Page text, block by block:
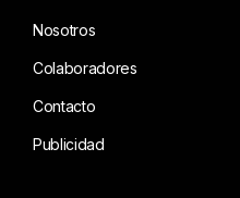
Nosotros
Colaboradores
Contacto
Publicidad